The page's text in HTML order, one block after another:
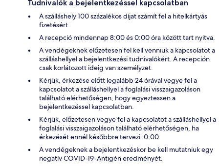
Tudnivalók a bejelentkezéssel kapcsolatban
A szálláshely 100 százalékos díjat számít fel a hitelkártyás
fizetésért
A recepció mindennap 8:00 és 0:00 óra között tart nyitva.
A vendégeknek előzetesen fel kell venniük a kapcsolatot a
szálláshellyel a bejelentkezési tudnivalókért. A recepción
csak korlátozott ideig van személyzet.
Kérjük, érkezése előtt legalább 24 órával vegye fel a
kapcsolatot a szálláshellyel a foglalási visszaigazoláson
található elérhetőségen, hogy egyeztessen a
bejelentkezéssel kapcsolatban.
Kérjük, előzetesen vegye fel a kapcsolatot a szálláshellyel a
foglalási visszaigazoláson található elérhetőségen, ha
érkezését ennél későbbre tervezi: 0:00.
A vendégeknek a bejelentkezéskor be kell mutatniuk egy
negatív COVID-19-Antigén eredményét.